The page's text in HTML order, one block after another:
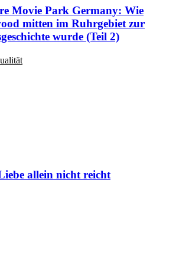
Movie Park Germany: Wie
mitten im Ruhrgebiet zur
wurde (Teil 2)
allein nicht reicht